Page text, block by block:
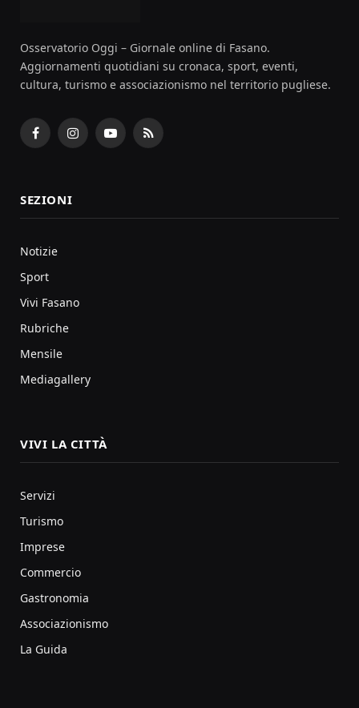
Osservatorio Oggi – Giornale online di Fasano.
Aggiornamenti quotidiani su cronaca, sport, eventi,
cultura, turismo e associazionismo nel territorio pugliese.
FacebookInstagramYouTubeRSS
SEZIONI
Notizie
Sport
Vivi Fasano
Rubriche
Mensile
Mediagallery
VIVI LA CITTÀ
Servizi
Turismo
Imprese
Commercio
Gastronomia
Associazionismo
La Guida